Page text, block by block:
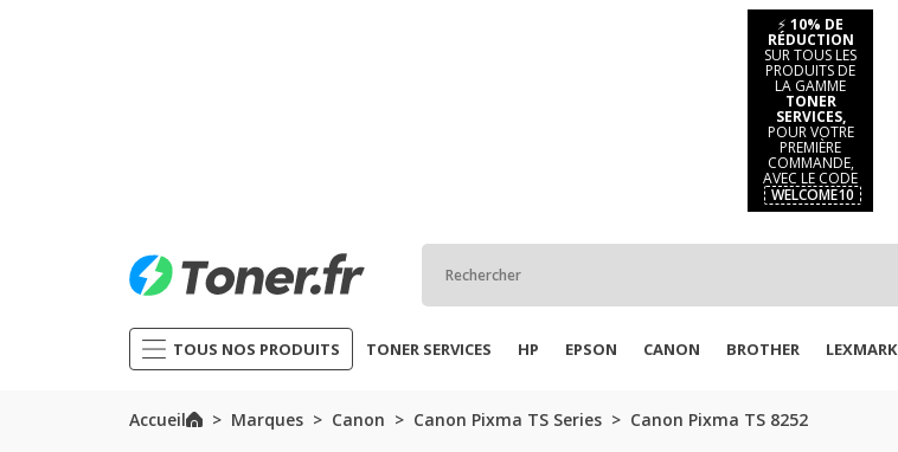
⚡ 10% DE
RÉDUCTION
SUR TOUS LES
PRODUITS DE
LA GAMME
TONER
SERVICES,
POUR VOTRE
PREMIÈRE
COMMANDE,
AVEC LE CODE
WELCOME10
TOUS NOS PRODUITS TONER SERVICES HP EPSON CANON BROTHER LEXMARK
Accueil Marques Canon Canon Pixma TS Series Canon Pixma TS 8252